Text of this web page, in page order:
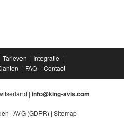
Tarieven
Integratie
FAQ Contact
| info@king-avis.com
| AVG (GDPR) | Sitemap